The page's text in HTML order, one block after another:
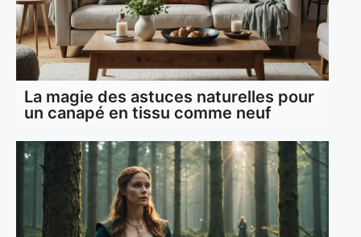
La magie des astuces naturelles pour
un canapé en tissu comme neuf